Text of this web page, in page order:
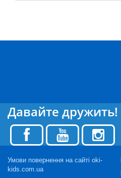
Давайте дружить!
Умови повернення на сайті oki-
kids.com.ua